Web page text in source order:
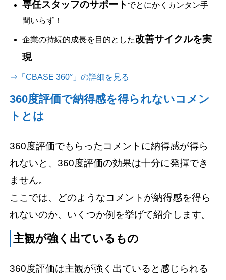
専任スタッフのサポート でとにかくカンタン手
間いらず！
企業の持続的成長を目的とした改善サイクルを実
現
⇒「CBASE 360°」の詳細を見る
360度評価で納得感を得られないコメン
トとは
360度評価でもらったコメントに納得感が得ら
れないと、360度評価の効果は十分に発揮でき
ません。
ここでは、どのようなコメントが納得感を得ら
れないのか、いくつか例を挙げて紹介します。
主観が強く出ているもの
360度評価は主観が強く出ていると感じられる